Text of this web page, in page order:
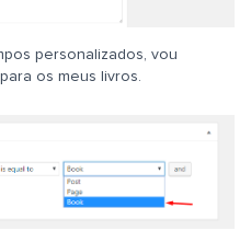
personalizados, vou
os meus livros.